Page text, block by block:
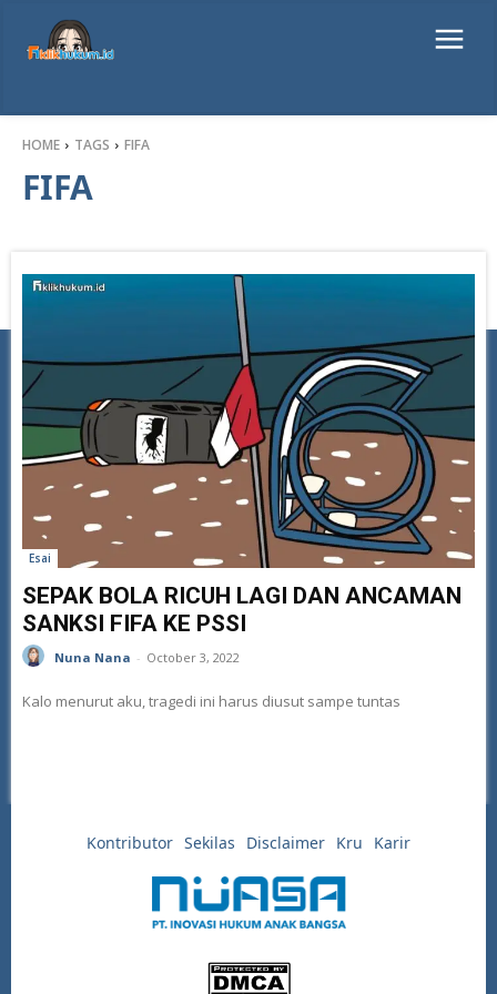
HOME TAGS FIFA
FIFA
Esai
SEPAK BOLA RICUH LAGI DAN ANCAMAN
SANKSI FIFA KE PSSI
Nuna Nana - October 3, 2022
Kalo menurut aku, tragedi ini harus diusut sampe tuntas
Kontributor Sekilas Disclaimer Kru Karir